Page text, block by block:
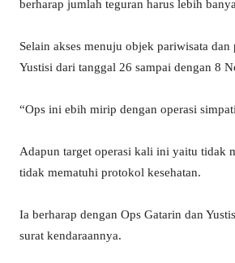
berharap jumlah teguran harus lebih
Selain akses menuju objek pariwisata
Yustisi dari tanggal 26 sampai dengan 8
“Ops ini ebih mirip dengan operasi
Adapun target operasi kali ini yaitu tidak
tidak mematuhi protokol kesehatan.
Ia berharap dengan Ops Gatarin dan
surat kendaraannya.